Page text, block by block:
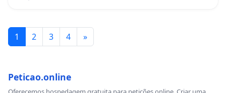
1 2 3 4 »
Peticao.online